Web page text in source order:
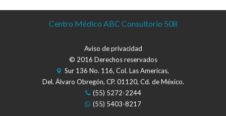
Centro Médico ABC Consultorio 508
Aviso de privacidad
© 2016 Derechos reservados
Sur 136 No. 116, Col. Las Americas,
Del. Álvaro Obregón, CP. 01120, Cd. de México.
(55) 5272-2244
(55) 5403-8217